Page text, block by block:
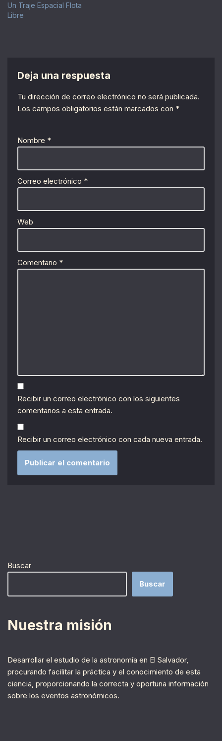
Un Traje Espacial Flota
Libre
Deja una respuesta
Tu dirección de correo electrónico no será publicada.
Los campos obligatorios están marcados con *
Nombre *
Correo electrónico *
Web
Comentario *
Recibir un correo electrónico con los siguientes
comentarios a esta entrada.
Recibir un correo electrónico con cada nueva entrada.
Buscar
Buscar
Nuestra misión
Desarrollar el estudio de la astronomía en El Salvador,
procurando facilitar la práctica y el conocimiento de esta
ciencia, proporcionando la correcta y oportuna información
sobre los eventos astronómicos.